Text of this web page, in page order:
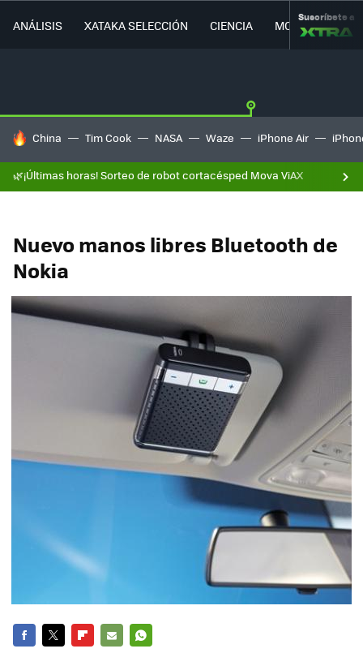
ANÁLISIS XATAKA SELECCIÓN CIENCIA MOVILIDAD
Suscríbete a
HOY SE HABLA DE
China Tim Cook NASA Waze iPhone Air
🌿¡Últimas horas! Sorteo de robot cortacésped Mova ViAX
Nuevo manos libres Bluetooth de
Nokia